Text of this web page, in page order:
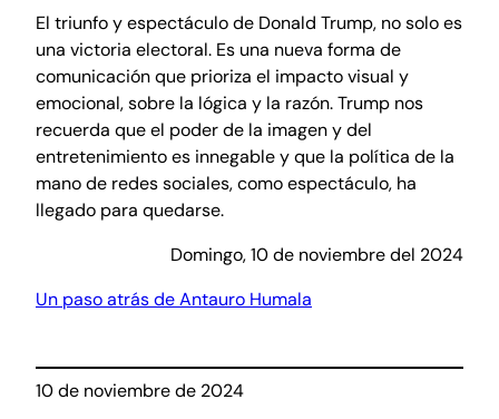
El triunfo y espectáculo de Donald Trump, no solo es
una victoria electoral. Es una nueva forma de
comunicación que prioriza el impacto visual y
emocional, sobre la lógica y la razón. Trump nos
recuerda que el poder de la imagen y del
entretenimiento es innegable y que la política de la
mano de redes sociales, como espectáculo, ha
llegado para quedarse.
Domingo, 10 de noviembre del 2024
Un paso atrás de Antauro Humala
10 de noviembre de 2024